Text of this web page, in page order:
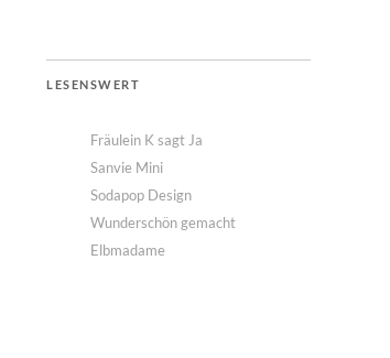
LESENSWERT
Fräulein K sagt Ja
Sanvie Mini
Sodapop Design
Wunderschön gemacht
Elbmadame